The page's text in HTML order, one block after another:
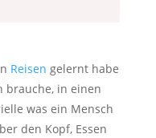
Reisen gelernt habe
brauche, in einen
was ein Mensch
den Kopf, Essen